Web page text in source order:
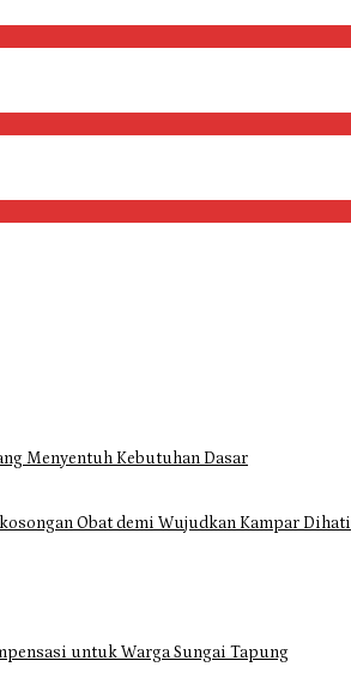
Menyentuh Kebutuhan Dasar
Obat demi Wujudkan Kampar Dihati
untuk Warga Sungai Tapung